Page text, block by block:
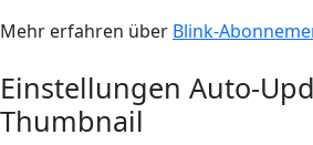
Mehr erfahren über Blink-
Einstellungen Auto-
Thumbnail